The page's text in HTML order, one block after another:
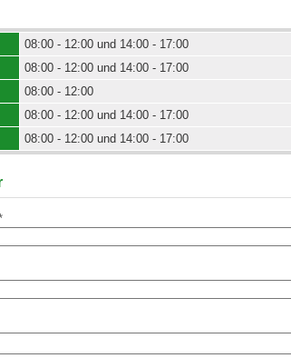
gestalten
08:00 - 12:00 und 14:00 - 17:00
08:00 - 12:00 und 14:00 - 17:00
08:00 - 12:00
08:00 - 12:00 und 14:00 - 17:00
08:00 - 12:00 und 14:00 - 17:00